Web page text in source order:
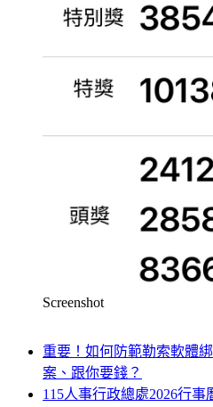
Screenshot
重要！如何防範勒索軟體
案、跟你要錢？
115人事行政總處2026行事